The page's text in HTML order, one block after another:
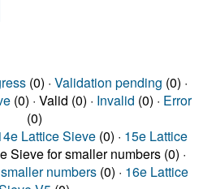
(0) · Validation pending (0) ·
(0) · Valid (0) · Invalid (0) · Error
(0)
Lattice Sieve (0) · 15e Lattice
Sieve for smaller numbers (0) ·
numbers (0) · 16e Lattice